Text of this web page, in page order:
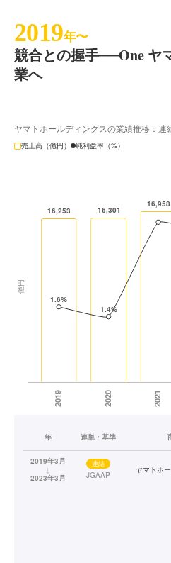
2019年〜
競合との握手──One ヤ
業へ
ヤマトホールディングスの業績推移：連
売上高（億円）
純利益率（%）
年 連単・基準
2019年3月
↓
2023年3月
連結
JGAAP
ヤマトホ